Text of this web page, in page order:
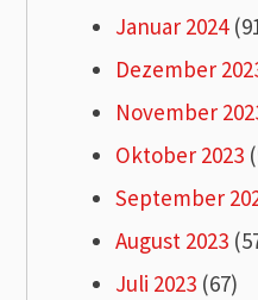
Januar 2024
Dezember
November
Oktober 2023
September
August 2023
Juli 2023 (67)